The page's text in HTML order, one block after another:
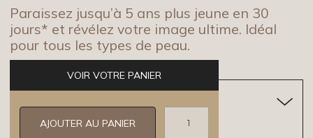
Paraissez jusqu’à 5 ans plus jeune en 30
jours* et révélez votre image ultime. Idéal
pour tous les types de peau.
VOIR VOTRE PANIER